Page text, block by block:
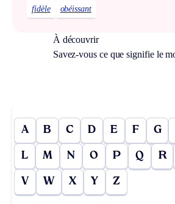
fidèle obéissant
À découvrir
Savez-vous ce que signifie le
A B C D E F G
L M N O P Q R
V W X Y Z